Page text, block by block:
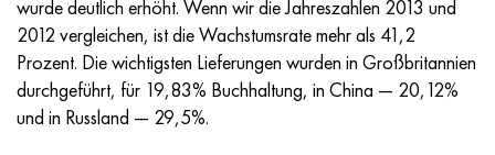
wurde deutlich erhöht. Wenn wir die Jahreszahlen 2013 und
2012 vergleichen, ist die Wachstumsrate mehr als 41,2
Prozent. Die wichtigsten Lieferungen wurden in Großbritannien
durchgeführt, für 19,83% Buchhaltung, in China — 20,12%
und in Russland — 29,5%.
Incotherm
Incotest
Jethete M152
47ND
47NHR
49KF
HN62VMYUT
HN62MVKYU
HN63MB
VT-35
PT-1M
PT-3V
1.4466 - aisi 310MoLn
Legierung Al6xn
15-7Ph® - 1.4532
10H17N13М3Т
10H18N18YU4D
11H11N2V2МF
2.0872, CuNi10Fe1Mn, Cw352h
Silicium-Aluminium-Bronze
CW301G, C64200
Rotmessing
C84400, CuSn2ZnPb
C83600, CuSn5ZnPb
45G2, 45g2, aisi 1144
Baustahl legiert
10g2, 10g2, aisi 1513
R6M5, 1.3343, hs6-5-2, sw7m
R6M5K5, 1.3243, hs6-5-2-5
R6М5F3, 1.3344, hs6-5-3